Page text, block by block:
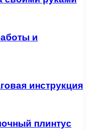
и
инструкция
плинтус